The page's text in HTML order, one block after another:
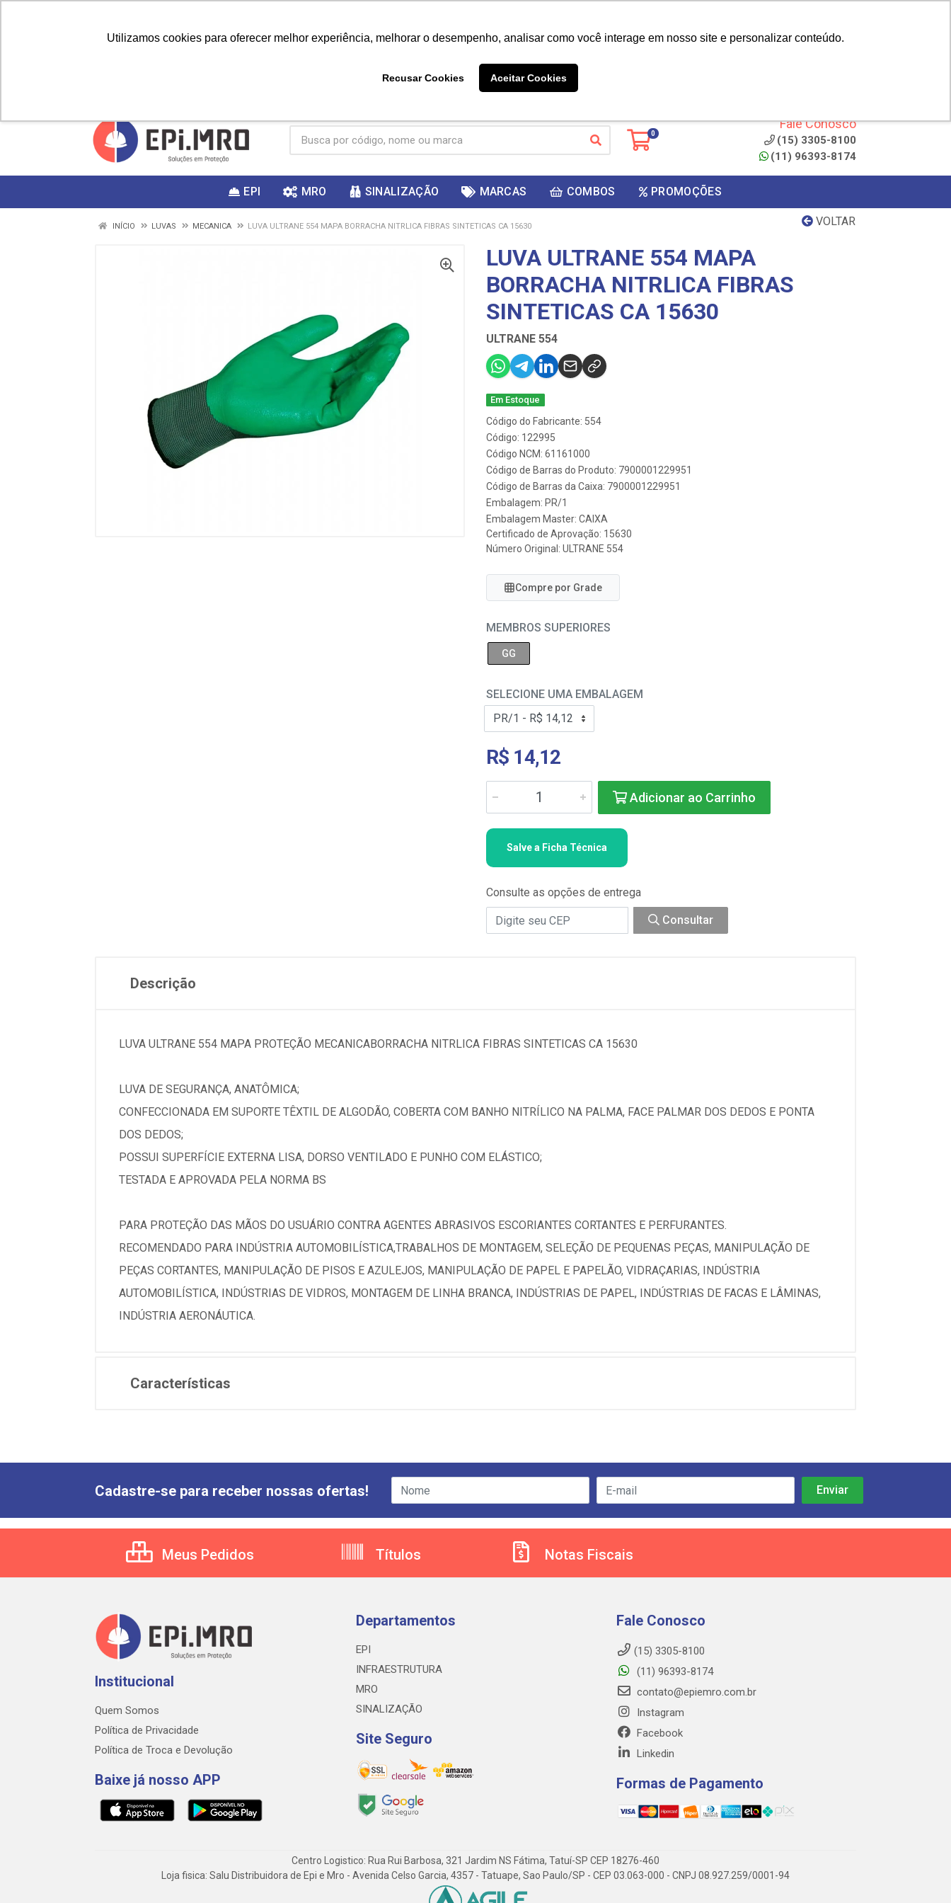
Utilizamos cookies para oferecer melhor experiência, melhorar o desempenho, analisar como você interage em nosso site e personalizar conteúdo.
Recusar Cookies Aceitar Cookies
ganhar
0
Fale Conosco
(15) 3305-8100
(11) 96393-8174
EPI MRO SINALIZAÇÃO MARCAS COMBOS PROMOÇÕES
VOLTAR
INÍCIO LUVAS MECANICA LUVA ULTRANE 554 MAPA BORRACHA NITRLICA FIBRAS SINTETICAS CA 15630
LUVA ULTRANE 554 MAPA
BORRACHA NITRLICA FIBRAS
SINTETICAS CA 15630
ULTRANE 554
Em Estoque
Código do Fabricante: 554
Código: 122995
Código NCM: 61161000
Código de Barras do Produto: 7900001229951
Código de Barras da Caixa: 7900001229951
Embalagem: PR/1
Embalagem Master: CAIXA
Certificado de Aprovação: 15630
Número Original: ULTRANE 554
Compre por Grade
MEMBROS SUPERIORES
GG
SELECIONE UMA EMBALAGEM
R$ 14,12
Adicionar ao Carrinho
Salve a Ficha Técnica
Consulte as opções de entrega
Consultar
Descrição
LUVA ULTRANE 554 MAPA PROTEÇÃO MECANICABORRACHA NITRLICA FIBRAS SINTETICAS CA 15630
LUVA DE SEGURANÇA, ANATÔMICA;
CONFECCIONADA EM SUPORTE TÊXTIL DE ALGODÃO, COBERTA COM BANHO NITRÍLICO NA PALMA, FACE PALMAR DOS DEDOS E PONTA
DOS DEDOS;
POSSUI SUPERFÍCIE EXTERNA LISA, DORSO VENTILADO E PUNHO COM ELÁSTICO;
TESTADA E APROVADA PELA NORMA BS
PARA PROTEÇÃO DAS MÃOS DO USUÁRIO CONTRA AGENTES ABRASIVOS ESCORIANTES CORTANTES E PERFURANTES.
RECOMENDADO PARA INDÚSTRIA AUTOMOBILÍSTICA,TRABALHOS DE MONTAGEM, SELEÇÃO DE PEQUENAS PEÇAS, MANIPULAÇÃO DE
PEÇAS CORTANTES, MANIPULAÇÃO DE PISOS E AZULEJOS, MANIPULAÇÃO DE PAPEL E PAPELÃO, VIDRAÇARIAS, INDÚSTRIA
AUTOMOBILÍSTICA, INDÚSTRIAS DE VIDROS, MONTAGEM DE LINHA BRANCA, INDÚSTRIAS DE PAPEL, INDÚSTRIAS DE FACAS E LÂMINAS,
INDÚSTRIA AERONÁUTICA.
Características
Cadastre-se para receber nossas ofertas!
Meus Pedidos Títulos Notas Fiscais
Institucional
Quem Somos
Política de Privacidade
Política de Troca e Devolução
Baixe já nosso APP
Departamentos
EPI
INFRAESTRUTURA
MRO
SINALIZAÇÃO
Site Seguro
Fale Conosco
(15) 3305-8100
(11) 96393-8174
contato@epiemro.com.br
Instagram
Facebook
Linkedin
Formas de Pagamento
Centro Logistico: Rua Rui Barbosa, 321 Jardim NS Fátima, Tatuí-SP CEP 18276-460
Loja fisica: Salu Distribuidora de Epi e Mro - Avenida Celso Garcia, 4357 - Tatuape, Sao Paulo/SP - CEP 03.063-000 - CNPJ 08.927.259/0001-94